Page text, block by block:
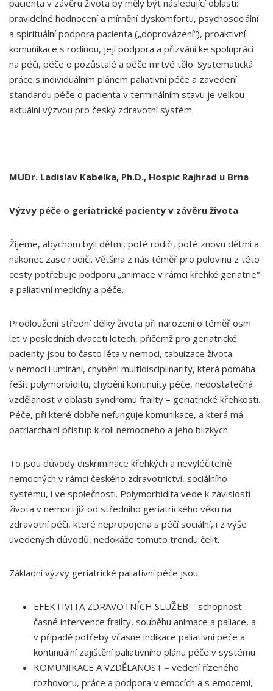
pacienta v závěru života by měly být následující oblasti:
pravidelné hodnocení a mírnění dyskomfortu, psychosociální
a spirituální podpora pacienta („doprovázení“), proaktivní
komunikace s rodinou, její podpora a přizvání ke spolupráci
na péči, péče o pozůstalé a péče mrtvé tělo. Systematická
práce s individuálním plánem paliativní péče a zavedení
standardu péče o pacienta v terminálním stavu je velkou
aktuální výzvou pro český zdravotní systém.
MUDr. Ladislav Kabelka, Ph.D., Hospic Rajhrad u Brna
Výzvy péče o geriatrické pacienty v závěru života
Žijeme, abychom byli dětmi, poté rodiči, poté znovu dětmi a
nakonec zase rodiči. Většina z nás téměř pro polovinu z této
cesty potřebuje podporu „animace v rámci křehké geriatrie“
a paliativní medicíny a péče.
Prodloužení střední délky života při narození o téměř osm
let v posledních dvaceti letech, přičemž pro geriatrické
pacienty jsou to často léta v nemoci, tabuizace života
v nemoci i umírání, chybění multidisciplinarity, která pomáhá
řešit polymorbiditu, chybění kontinuity péče, nedostatečná
vzdělanost v oblasti syndromu frailty – geriatrické křehkosti.
Péče, při které dobře nefunguje komunikace, a která má
patriarchální přístup k roli nemocného a jeho blízkých.
To jsou důvody diskriminace křehkých a nevyléčitelně
nemocných v rámci českého zdravotnictví, sociálního
systému, i ve společnosti. Polymorbidita vede k závislosti
života v nemoci již od středního geriatrického věku na
zdravotní péči, které nepropojena s péčí sociální, i z výše
uvedených důvodů, nedokáže tomuto trendu čelit.
Základní výzvy geriatrické paliativní péče jsou:
EFEKTIVITA ZDRAVOTNÍCH SLUŽEB – schopnost
časné intervence frailty, souběhu animace a paliace, a
v případě potřeby včasné indikace paliativní péče a
kontinuální zajištění paliativního plánu péče v systému
KOMUNIKACE A VZDĚLANOST – vedení řízeného
rozhovoru, práce a podpora v emocích a s emocemi,